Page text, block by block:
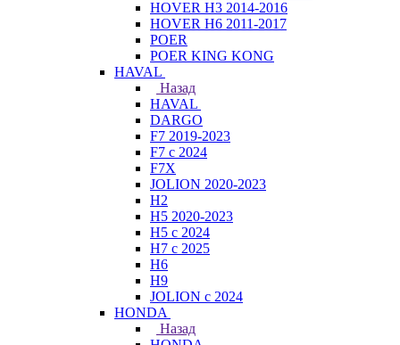
HOVER H3 2014-2016
HOVER H6 2011-2017
POER
POER KING KONG
HAVAL
Назад
HAVAL
DARGO
F7 2019-2023
F7 с 2024
F7X
JOLION 2020-2023
H2
H5 2020-2023
H5 с 2024
H7 с 2025
H6
H9
JOLION с 2024
HONDA
Назад